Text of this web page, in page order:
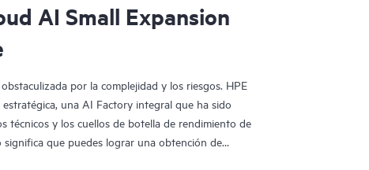
AI Small Expansion
por la complejidad y los riesgos. HPE
una AI Factory integral que ha sido
técnicos y los cuellos de botella de rendimiento de
significa que puedes lograr una obtención de